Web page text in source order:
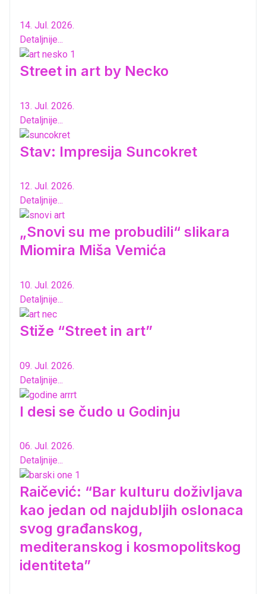
14. Jul. 2026.
Detaljnije...
Street in art by Necko
13. Jul. 2026.
Detaljnije...
Stav: Impresija Suncokret
12. Jul. 2026.
Detaljnije...
„Snovi su me probudili“ slikara
Miomira Miša Vemića
10. Jul. 2026.
Detaljnije...
Stiže “Street in art”
09. Jul. 2026.
Detaljnije...
I desi se čudo u Godinju
06. Jul. 2026.
Detaljnije...
Raičević: “Bar kulturu doživljava
kao jedan od najdubljih oslonaca
svog građanskog,
mediteranskog i kosmopolitskog
identiteta”